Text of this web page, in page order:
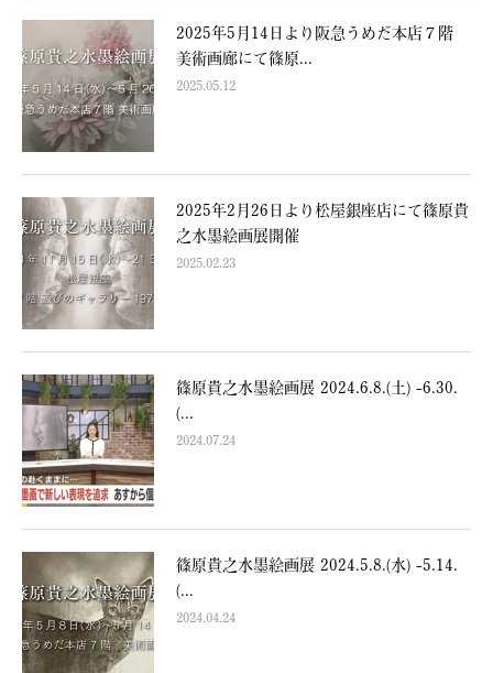
2025年5月14日より阪急うめだ本店７階
美術画廊にて篠原...
2025.05.12
2025年2月26日より松屋銀座店にて篠原貴
之水墨絵画展開催
2025.02.23
篠原貴之水墨絵画展 2024.6.8.(土) -6.30.
(...
2024.07.24
篠原貴之水墨絵画展 2024.5.8.(水) -5.14.
(...
2024.04.24